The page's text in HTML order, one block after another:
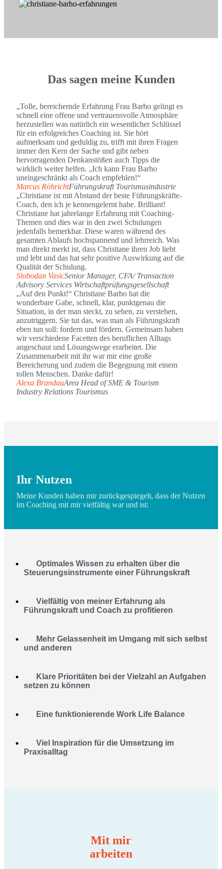
Das sagen meine Kunden
„Tolle, bereichernde Erfahrung Frau Barho gelingt es
schnell eine offene und vertrauensvolle Atmosphäre
herzustellen was natürlich ein wesentlicher Schlüssel
für ein erfolgreiches Coaching ist. Sie hört
aufmerksam und geduldig zu, trifft mit ihren Fragen
immer den Kern der Sache und gibt neben
hervorragenden Denkanstößen auch Tipps die
wirklich weiter helfen. „Ich kann Frau Barho
uneingeschränkt als Coach empfehlen!“
Marcus RöhrichtFührungskraft Tourismusindustrie
„Christiane ist mit Abstand der beste Führungskräfte-
Coach, den ich je kennengelernt habe. Brilliant!
Christiane hat jahrelange Erfahrung mit Coaching-
Themen und dies war in den zwei Schulungen
jedenfalls bemerkbar. Diese waren während des
gesamten Ablaufs hochspannend und lehrreich. Was
man direkt merkt ist, dass Christiane ihren Job liebt
und lebt und das hat sehr positive Auswirkung auf die
Qualität der Schulung.
Slobodan VasicSenior Manager, CFA/ Transaction
Advisory Services Wirtschaftprüfungsgesellschaft
„Auf den Punkt!“ Christiane Barho hat die
wunderbare Gabe, schnell, klar, punktgenau die
Situation, in der man steckt, zu sehen, zu verstehen,
anzutriggern. Sie tut das, was man als Führungskraft
eben tun soll: fordern und fördern. Gemeinsam haben
wir verschiedene Facetten des beruflichen Alltags
angeschaut und Lösungswege erarbeitet. Die
Zusammenarbeit mit ihr war mir eine große
Bereicherung und zudem die Begegnung mit einem
tollen Menschen. Danke dafür!
Alexa BrandauArea Head of SME & Tourism
Industry Relations Tourismus
Ihr Nutzen
Meine Kunden haben mir zurückgespiegelt, dass der Nutzen
im Coaching mit mir vielfältig war und ist:
Optimales Wissen zu erhalten über die
Steuerungsinstrumente einer Führungskraft
Vielfältig von meiner Erfahrung als
Führungskraft und Coach zu profitieren
Mehr Gelassenheit im Umgang mit sich selbst
und anderen
Klare Prioritäten bei der Vielzahl an Aufgaben
setzen zu können
Eine funktionierende Work Life Balance
Viel Inspiration für die Umsetzung im
Praxisalltag
Mit mir
arbeiten